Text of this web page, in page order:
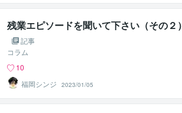
残業エピソードを聞いて下さい（その２）
記事
コラム
10
福岡シンジ
2023/01/05